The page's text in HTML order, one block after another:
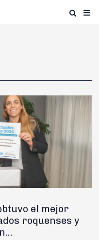
el mejor
roquenses y